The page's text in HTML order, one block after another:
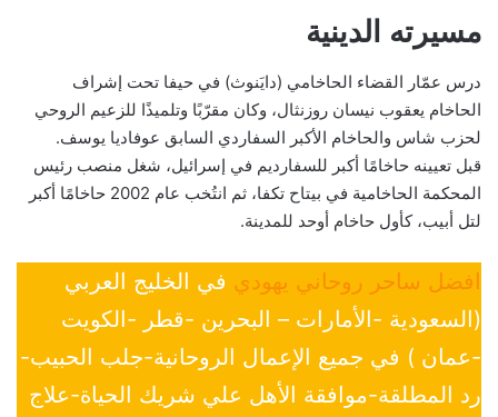
مسيرته الدينية
درس عمّار القضاء الحاخامي (دايَنوث) في حيفا تحت إشراف
الحاخام يعقوب نيسان روزنثال، وكان مقرّبًا وتلميذًا للزعيم الروحي
لحزب شاس والحاخام الأكبر السفاردي السابق عوفاديا يوسف.
قبل تعيينه حاخامًا أكبر للسفارديم في إسرائيل، شغل منصب رئيس
المحكمة الحاخامية في بيتاح تكفا، ثم انتُخب عام 2002 حاخامًا أكبر
لتل أبيب، كأول حاخام أوحد للمدينة.
افضل ساحر روحاني يهودي في الخليج العربي
(السعودية -الأمارات – البحرين -قطر -الكويت
-عمان ) في جميع الإعمال الروحانية-جلب الحبيب-
رد المطلقة-موافقة الأهل علي شريك الحياة-علاج